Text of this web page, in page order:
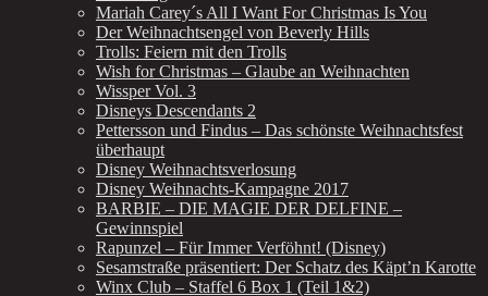
Mariah Carey´s All I Want For Christmas Is You
Der Weihnachtsengel von Beverly Hills
Trolls: Feiern mit den Trolls
Wish for Christmas – Glaube an Weihnachten
Wissper Vol. 3
Disneys Descendants 2
Pettersson und Findus – Das schönste Weihnachtsfest
überhaupt
Disney Weihnachtsverlosung
Disney Weihnachts-Kampagne 2017
BARBIE – DIE MAGIE DER DELFINE –
Gewinnspiel
Rapunzel – Für Immer Verföhnt! (Disney)
Sesamstraße präsentiert: Der Schatz des Käpt’n Karotte
Winx Club – Staffel 6 Box 1 (Teil 1&2)